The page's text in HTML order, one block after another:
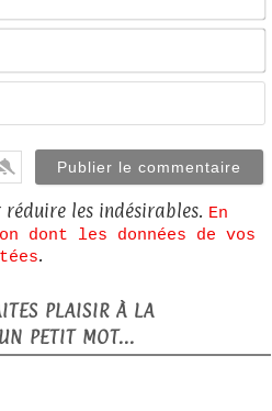
réduire les indésirables. En
dont les données de vos
.
PLAISIR À LA
PETIT MOT...